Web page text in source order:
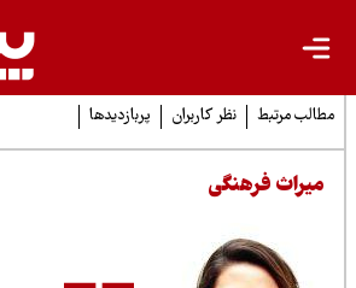
مرتبط نظر کاربران پربازدیدها
فرهنگی